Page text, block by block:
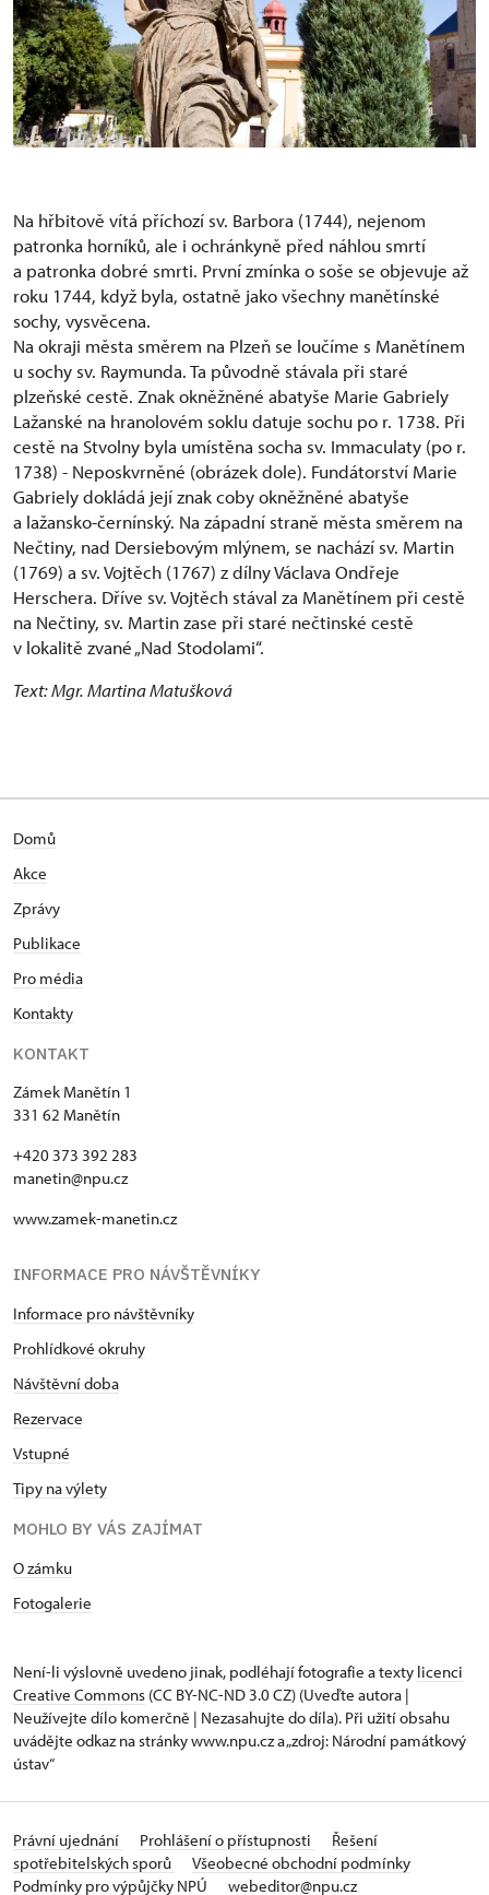
Na hřbitově vítá příchozí sv. Barbora (1744), nejenom
patronka horníků, ale i ochránkyně před náhlou smrtí
a patronka dobré smrti. První zmínka o soše se objevuje až
roku 1744, když byla, ostatně jako všechny manětínské
sochy, vysvěcena.
Na okraji města směrem na Plzeň se loučíme s Manětínem
u sochy sv. Raymunda. Ta původně stávala při staré
plzeňské cestě. Znak okněžněné abatyše Marie Gabriely
Lažanské na hranolovém soklu datuje sochu po r. 1738. Při
cestě na Stvolny byla umístěna socha sv. Immaculaty (po r.
1738) - Neposkvrněné (obrázek dole). Fundátorství Marie
Gabriely dokládá její znak coby okněžněné abatyše
a lažansko-černínský. Na západní straně města směrem na
Nečtiny, nad Dersiebovým mlýnem, se nachází sv. Martin
(1769) a sv. Vojtěch (1767) z dílny Václava Ondřeje
Herschera. Dříve sv. Vojtěch stával za Manětínem při cestě
na Nečtiny, sv. Martin zase při staré nečtinské cestě
v lokalitě zvané „Nad Stodolami“.
Text: Mgr. Martina Matušková
Domů
Akce
Zprávy
Publikace
Pro média
Kontakty
KONTAKT
Zámek Manětín 1
331 62 Manětín
+420 373 392 283
manetin@npu.cz
www.zamek-manetin.cz
INFORMACE PRO NÁVŠTĚVNÍKY
Informace pro návštěvníky
Prohlídkové okruhy
Návštěvní doba
Rezervace
Vstupné
Tipy na výlety
MOHLO BY VÁS ZAJÍMAT
O zámku
Fotogalerie
Není-li výslovně uvedeno jinak, podléhají fotografie a texty licenci
Creative Commons (CC BY-NC-ND 3.0 CZ) (Uveďte autora |
Neužívejte dílo komerčně | Nezasahujte do díla). Při užití obsahu
uvádějte odkaz na stránky www.npu.cz a „zdroj: Národní památkový
ústav“
Právní ujednání Prohlášení o přístupnosti
Řešení
spotřebitelských sporů
Všeobecné obchodní podmínky
Podmínky pro výpůjčky NPÚ
webeditor@npu.cz